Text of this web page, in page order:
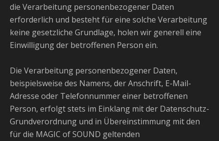
die Verarbeitung personenbezogener Daten
erforderlich und besteht für eine solche Verarbeitung
keine gesetzliche Grundlage, holen wir generell eine
Einwilligung der betroffenen Person ein.
Die Verarbeitung personenbezogener Daten,
beispielsweise des Namens, der Anschrift, E-Mail-
Adresse oder Telefonnummer einer betroffenen
Person, erfolgt stets im Einklang mit der Datenschutz-
Grundverordnung und in Übereinstimmung mit den
für die MAGIC of SOUND geltenden